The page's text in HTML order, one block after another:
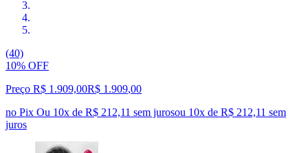
(40)
10% OFF
Preço R$ 1.909,00R$ 1.909,00
no Pix Ou 10x de R$ 212,11 sem jurosou 10x de R$ 212,11 sem
juros